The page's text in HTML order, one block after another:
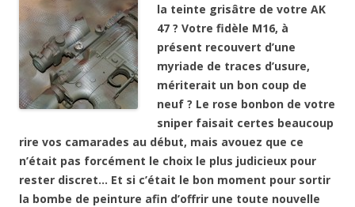
la teinte grisâtre de votre AK
47 ? Votre fidèle M16, à
présent recouvert d’une
myriade de traces d’usure,
mériterait un bon coup de
neuf ? Le rose bonbon de votre
sniper faisait certes beaucoup
rire vos camarades au début, mais avouez que ce
n’était pas forcément le choix le plus judicieux pour
rester discret… Et si c’était le bon moment pour sortir
la bombe de peinture afin d’offrir une toute nouvelle